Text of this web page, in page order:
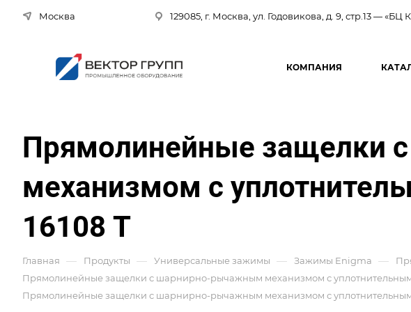
Москва 129085, г. Москва, ул. Годовикова, д. 9, стр.13 — «БЦ
КОМПАНИЯ
Прямолинейные защелки
механизмом с
16108 T
Главная — Продукты — Универсальные зажимы — Зажимы Enigma —
Прямолинейные защелки с шарнирно-рычажным механизмом с уплотнительным
Прямолинейные защелки с шарнирно-рычажным механизмом с уплотнительным